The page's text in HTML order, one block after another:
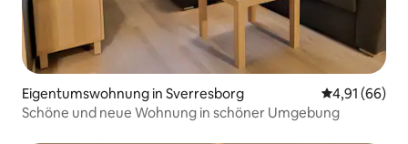
Eigentumswohnung in Sverresborg
4,91 (66)
Schöne und neue Wohnung in schöner Umgebung